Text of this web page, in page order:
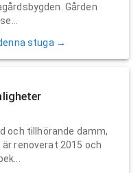
Gården
stuga →
och tillhörande damm,
renoverat 2015 och